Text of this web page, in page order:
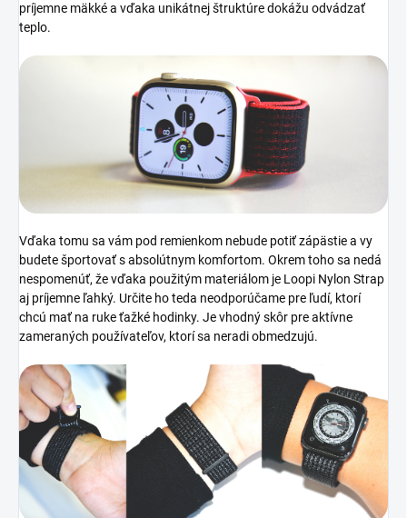
príjemne mäkké a vďaka unikátnej štruktúre dokážu odvádzať
teplo.
Vďaka tomu sa vám pod remienkom nebude potiť zápästie a vy
budete športovať s absolútnym komfortom. Okrem toho sa nedá
nespomenúť, že vďaka použitým materiálom je Loopi Nylon Strap
aj príjemne ľahký. Určite ho teda neodporúčame pre ľudí, ktorí
chcú mať na ruke ťažké hodinky. Je vhodný skôr pre aktívne
zameraných používateľov, ktorí sa neradi obmedzujú.